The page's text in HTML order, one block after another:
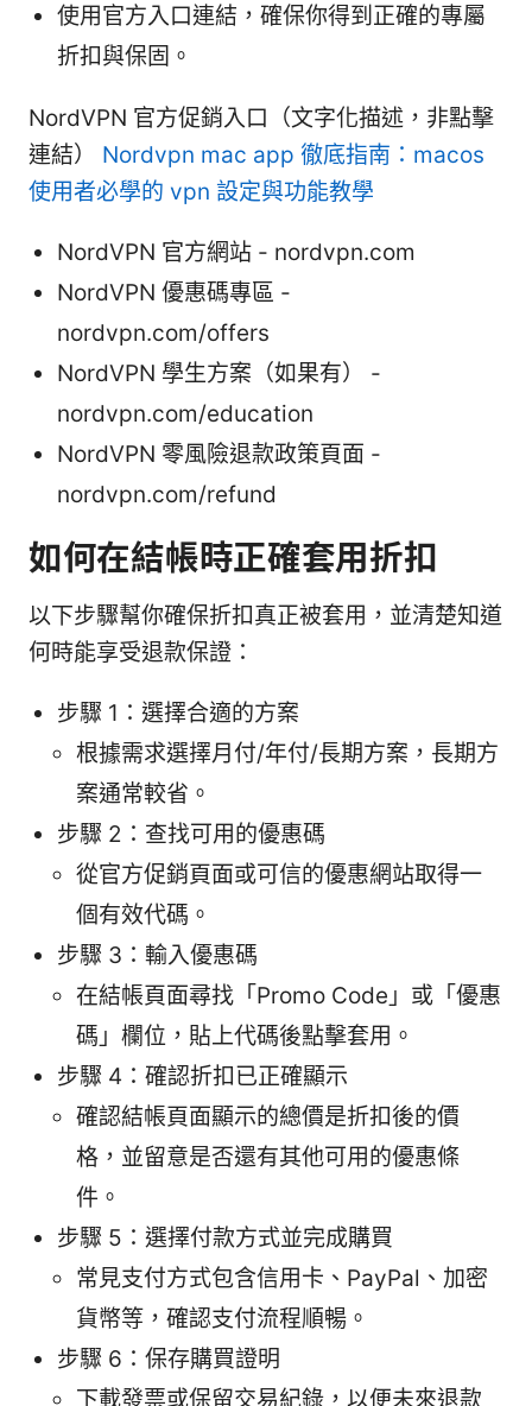
使用官方入口連結，確保你得到正確的專屬
折扣與保固。
NordVPN 官方促銷入口（文字化描述，非點擊
連結） Nordvpn mac app 徹底指南：macos
使用者必學的 vpn 設定與功能教學
NordVPN 官方網站 - nordvpn.com
NordVPN 優惠碼專區 -
nordvpn.com/offers
NordVPN 學生方案（如果有） -
nordvpn.com/education
NordVPN 零風險退款政策頁面 -
nordvpn.com/refund
如何在結帳時正確套用折扣
以下步驟幫你確保折扣真正被套用，並清楚知道
何時能享受退款保證：
步驟 1：選擇合適的方案
根據需求選擇月付/年付/長期方案，長期方
案通常較省。
步驟 2：查找可用的優惠碼
從官方促銷頁面或可信的優惠網站取得一
個有效代碼。
步驟 3：輸入優惠碼
在結帳頁面尋找「Promo Code」或「優惠
碼」欄位，貼上代碼後點擊套用。
步驟 4：確認折扣已正確顯示
確認結帳頁面顯示的總價是折扣後的價
格，並留意是否還有其他可用的優惠條
件。
步驟 5：選擇付款方式並完成購買
常見支付方式包含信用卡、PayPal、加密
貨幣等，確認支付流程順暢。
步驟 6：保存購買證明
下載發票或保留交易紀錄，以便未來退款